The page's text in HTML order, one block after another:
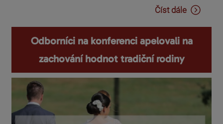
Číst dále
Odborníci na konferenci apelovali na
zachování hodnot tradiční rodiny